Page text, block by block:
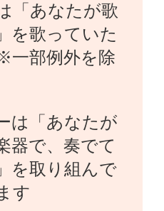
「あなたが歌
を歌っていた
一部例外を除
は「あなたが
器で、奏でて
を取り組んで
す